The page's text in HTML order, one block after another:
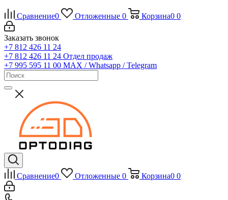
Сравнение0 Отложенные 0 Корзина0 0
Заказать звонок
+7 812 426 11 24
+7 812 426 11 24 Отдел продаж
+7 995 595 11 00 MAX / Whatsapp / Telegram
Сравнение0 Отложенные 0 Корзина0 0